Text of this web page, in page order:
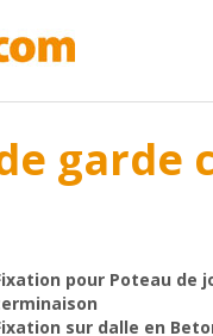
pour Poteau de
sur dalle en